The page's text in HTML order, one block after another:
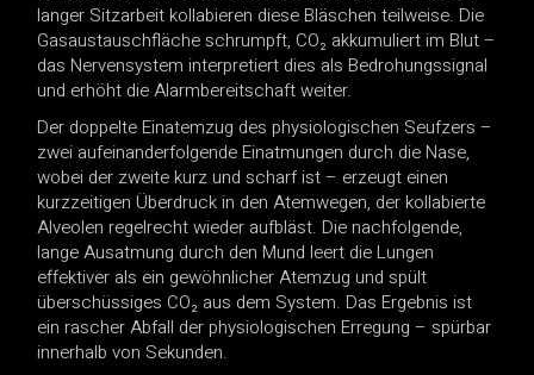
langer Sitzarbeit kollabieren diese Bläschen teilweise. Die
Gasaustauschfläche schrumpft, CO₂ akkumuliert im Blut –
das Nervensystem interpretiert dies als Bedrohungssignal
und erhöht die Alarmbereitschaft weiter.
Der doppelte Einatemzug des physiologischen Seufzers –
zwei aufeinanderfolgende Einatmungen durch die Nase,
wobei der zweite kurz und scharf ist – erzeugt einen
kurzzeitigen Überdruck in den Atemwegen, der kollabierte
Alveolen regelrecht wieder aufbläst. Die nachfolgende,
lange Ausatmung durch den Mund leert die Lungen
effektiver als ein gewöhnlicher Atemzug und spült
überschüssiges CO₂ aus dem System. Das Ergebnis ist
ein rascher Abfall der physiologischen Erregung – spürbar
innerhalb von Sekunden.